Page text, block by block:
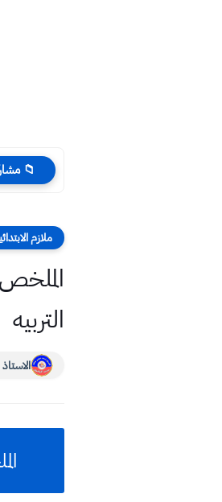
📁
ملازم
التربيه